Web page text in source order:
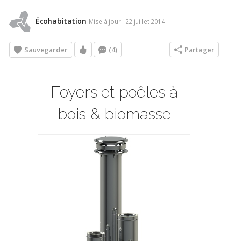
Écohabitation Mise à jour : 22 juillet 2014
Sauvegarder (4) Partager
Foyers et poêles à
bois & biomasse